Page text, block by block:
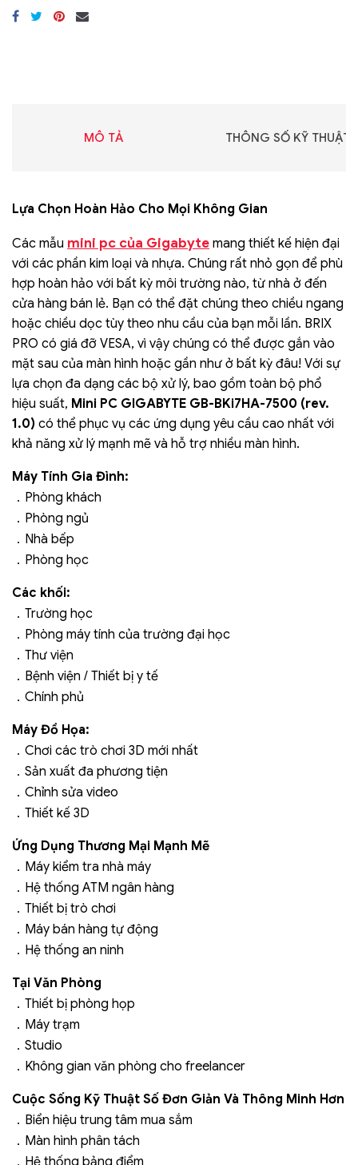
MÔ TẢ THÔNG SỐ KỸ THUẬT
Lựa Chọn Hoàn Hảo Cho Mọi Không Gian
Các mẫu mini pc của Gigabyte mang thiết kế hiện đại
với các phần kim loại và nhựa. Chúng rất nhỏ gọn để phù
hợp hoàn hảo với bất kỳ môi trường nào, từ nhà ở đến
cửa hàng bán lẻ. Bạn có thể đặt chúng theo chiều ngang
hoặc chiều dọc tùy theo nhu cầu của bạn mỗi lần. BRIX
PRO có giá đỡ VESA, vì vậy chúng có thể được gắn vào
mặt sau của màn hình hoặc gần như ở bất kỳ đâu! Với sự
lựa chọn đa dạng các bộ xử lý, bao gồm toàn bộ phổ
hiệu suất, Mini PC GIGABYTE GB-BKi7HA-7500 (rev.
1.0) có thể phục vụ các ứng dụng yêu cầu cao nhất với
khả năng xử lý mạnh mẽ và hỗ trợ nhiều màn hình.
Máy Tính Gia Đình:
． Phòng khách
． Phòng ngủ
． Nhà bếp
． Phòng học
Các khối:
． Trường học
． Phòng máy tính của trường đại học
． Thư viện
． Bệnh viện / Thiết bị y tế
． Chính phủ
Máy Đồ Họa:
． Chơi các trò chơi 3D mới nhất
． Sản xuất đa phương tiện
． Chỉnh sửa video
． Thiết kế 3D
Ứng Dụng Thương Mại Mạnh Mẽ
． Máy kiểm tra nhà máy
． Hệ thống ATM ngân hàng
． Thiết bị trò chơi
． Máy bán hàng tự động
． Hệ thống an ninh
Tại Văn Phòng
． Thiết bị phòng họp
． Máy trạm
． Studio
． Không gian văn phòng cho freelancer
Cuộc Sống Kỹ Thuật Số Đơn Giản Và Thông Minh Hơn
． Biển hiệu trung tâm mua sắm
． Màn hình phân tách
． Hệ thống bảng điểm